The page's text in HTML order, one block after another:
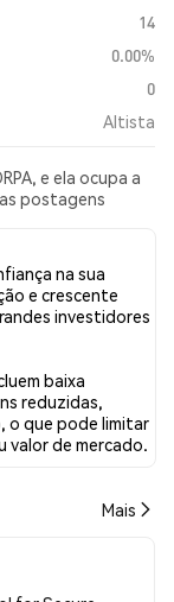
14
0.00%
0
Altista
e ela ocupa a
postagens
fim, foram
No Twitter,
otimista em
pessimista
em relação a
29 tweets.
na sua
e crescente
investidores
baixa
reduzidas,
o que pode limitar
valor de mercado.
Mais